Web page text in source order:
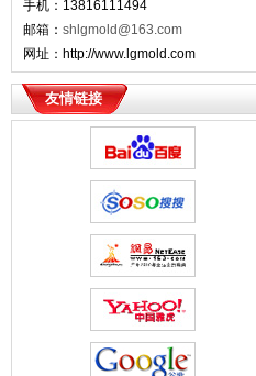
手机：13816111494
邮箱： shlgmold@163.com
网址：http://www.lgmold.com
友情链接